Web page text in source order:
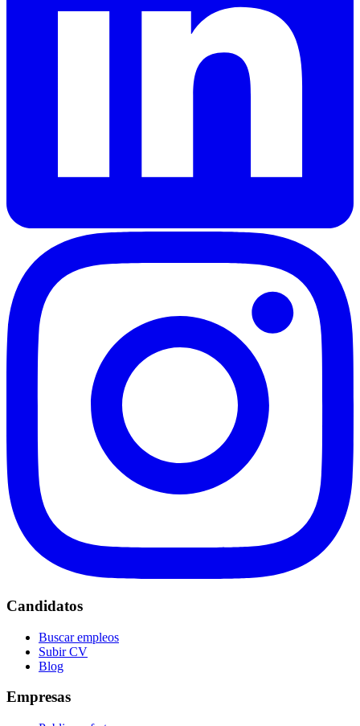
Candidatos
Buscar empleos
Subir CV
Blog
Empresas